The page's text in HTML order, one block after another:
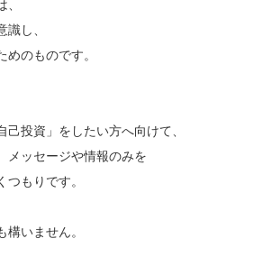
し、
めのものです。
己投資」をしたい方へ向けて、
メッセージや情報のみを
つもりです。
いません。